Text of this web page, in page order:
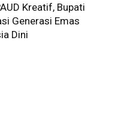
Kreatif, Bupati
Generasi Emas
Dini